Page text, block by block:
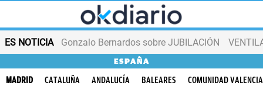
ES NOTICIA Gonzalo Bernardos sobre JUBILACIÓN
ESPAÑA
MADRID CATALUÑA ANDALUCÍA BALEARES COMUNIDAD